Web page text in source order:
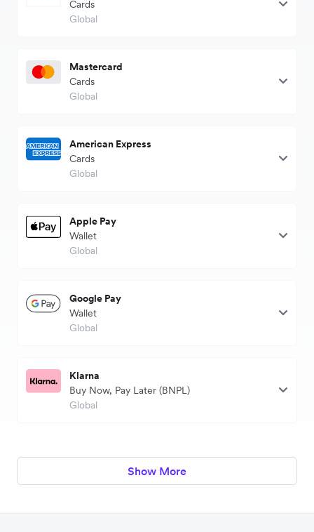
Cards
Global
Mastercard
Cards
Global
American Express
Cards
Global
Apple Pay
Wallet
Global
Google Pay
Wallet
Global
Klarna
Buy Now, Pay Later (BNPL)
Global
Show More